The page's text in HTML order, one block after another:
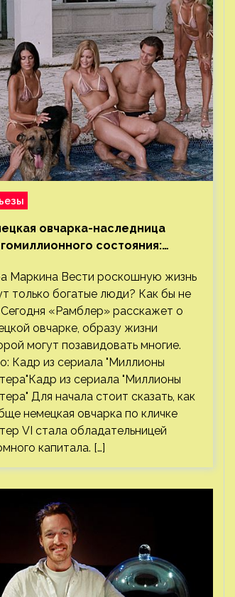
овчарка-наследница
состояния:
Маркина Вести роскошную жизнь
только богатые люди? Как бы не
Сегодня «Рамблер» расскажет о
овчарке, образу жизни
могут позавидовать многие.
Кадр из сериала "Миллионы
из сериала "Миллионы
Для начала стоит сказать, как
немецкая овчарка по кличке
VI стала обладательницей
капитала. […]